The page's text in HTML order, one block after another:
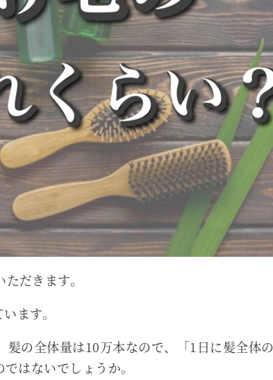
だきます。
ます。
の全体量は10万本なので、「1日に髪全体の
はないでしょうか。